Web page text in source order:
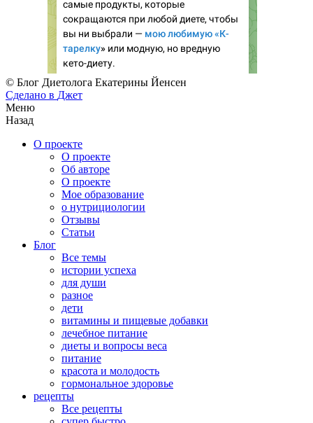
© Блог Диетолога Екатерины Йенсен
Сделано в Джет
Меню
Назад
О проекте
О проекте
Об авторе
О проекте
Мое образование
о нутрициологии
Отзывы
Статьи
Блог
Все темы
истории успеха
для души
разное
дети
витамины и пищевые добавки
лечебное питание
диеты и вопросы веса
питание
красота и молодость
гормональное здоровье
рецепты
Все рецепты